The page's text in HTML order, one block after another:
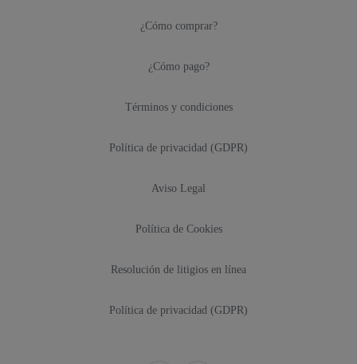
¿Cómo comprar?
¿Cómo pago?
Términos y condiciones
Política de privacidad (GDPR)
Aviso Legal
Política de Cookies
Resolución de litigios en línea
Política de privacidad (GDPR)